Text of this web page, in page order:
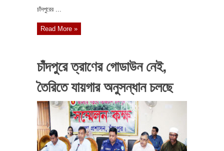
চাঁদপুরের ...
Read More »
চাঁদপুরে ত্রাণের গোডাউন নেই,
তৈরিতে যায়গার অনুসন্ধান চলছে